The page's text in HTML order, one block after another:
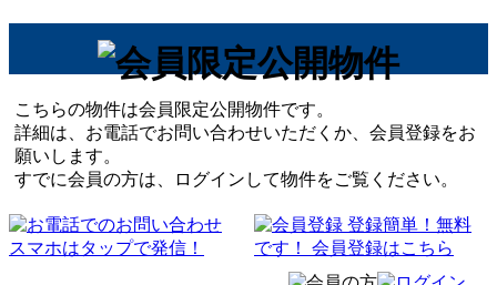
こちらの物件は会員限定公開物件です。
詳細は、お電話でお問い合わせいただくか、会員登録をお
願いします。
すでに会員の方は、ログインして物件をご覧ください。